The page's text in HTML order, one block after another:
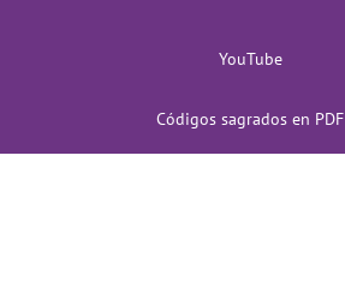
YouTube
Códigos sagrados en PDF